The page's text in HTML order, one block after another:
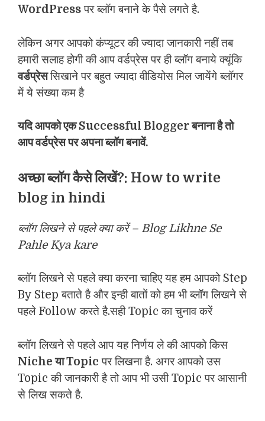
WordPressपर ब्लॉग बनाने के पैसे लगते है.
लेकिन अगर आपको कंप्यूटर की ज्यादा जानकारी नहीं तब
हमारी सलाह होगी की आप वर्डप्रेस पर ही ब्लॉग बनाये क्यूंकि
वर्डप्रेससिखाने पर बहुत ज्यादा वीडियोस मिल जायेंगे ब्लॉगर
में ये संख्या कम है
यदि आपको एक Successful Blogger बनाना है तो
आप वर्डप्रेस पर अपना ब्लॉग बनावें.
अच्छा ब्लॉग कैसे लिखें?: How to write
blog in hindi
ब्लॉग लिखने से पहले क्या करें – Blog Likhne Se
Pahle Kya kare
ब्लॉग लिखने से पहले क्या करना चाहिए यह हम आपको Step
By Step बताते है और इन्ही बातों को हम भी ब्लॉग लिखने से
पहले Follow करते है.सही Topic का चुनाव करें
ब्लॉग लिखने से पहले आप यह निर्णय ले की आपको किस
Niche या Topic पर लिखना है. अगर आपको उस
Topic की जानकारी है तो आप भी उसी Topic पर आसानी
से लिख सकते है.